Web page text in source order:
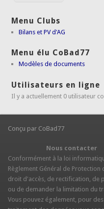
Menu Clubs
Bilans et PV d'AG
Menu élu CoBad77
Modèles de documents
Utilisateurs en ligne
Il y a actuellement 0 utilisateur
Conçu par CoBad77
Nous contacter
Conformément à la loi
Règlement Général de
droit d'accès, de rectification, de
ou de demander la limitation du
Vous pouvez également, pour